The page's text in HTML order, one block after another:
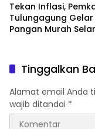
Tekan Inflasi,
Tulungagung Gelar
Pangan Murah
Tinggalkan
Alamat email Anda
wajib ditandai *